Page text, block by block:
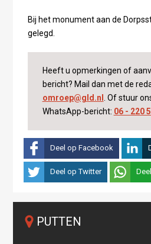
Bij het monument aan de
gelegd.
Heeft u opmerkingen of
bericht? Mail dan met de
omroep@gld.nl . Of stuur
WhatsApp-bericht: 06 - 220
Deel op Facebook
Deel op Twitter
PUTTEN